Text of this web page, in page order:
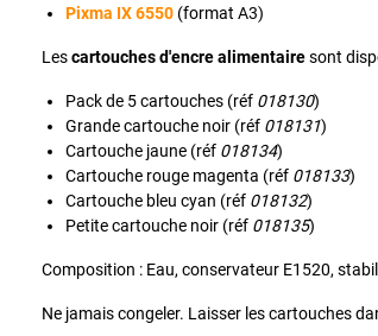
Pixma IX 6550 (format A3)
Lescartouches d'encre alimentairesont
Pack de 5 cartouches (réf 018130)
Grande cartouche noir (réf 018131)
Cartouche jaune (réf 018134)
Cartouche rouge magenta (réf 018133)
Cartouche bleu cyan (réf 018132)
Petite cartouche noir (réf 018135)
Composition : Eau, conservateur E1520,
Ne jamais congeler. Laisser les cartouches